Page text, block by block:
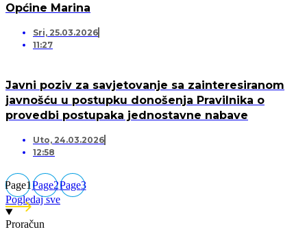
Općine Marina
Sri, 25.03.2026
11:27
Javni poziv za savjetovanje sa zainteresiranom
javnošću u postupku donošenja Pravilnika o
provedbi postupaka jednostavne nabave
Uto, 24.03.2026
12:58
Page1Page2Page3
Pogledaj sve
Proračun